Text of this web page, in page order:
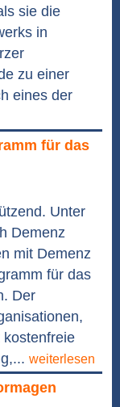
sie die
in
zu einer
eines der
für das
Unter
Demenz
mit Demenz
für das
Der
kostenfreie
weiterlesen